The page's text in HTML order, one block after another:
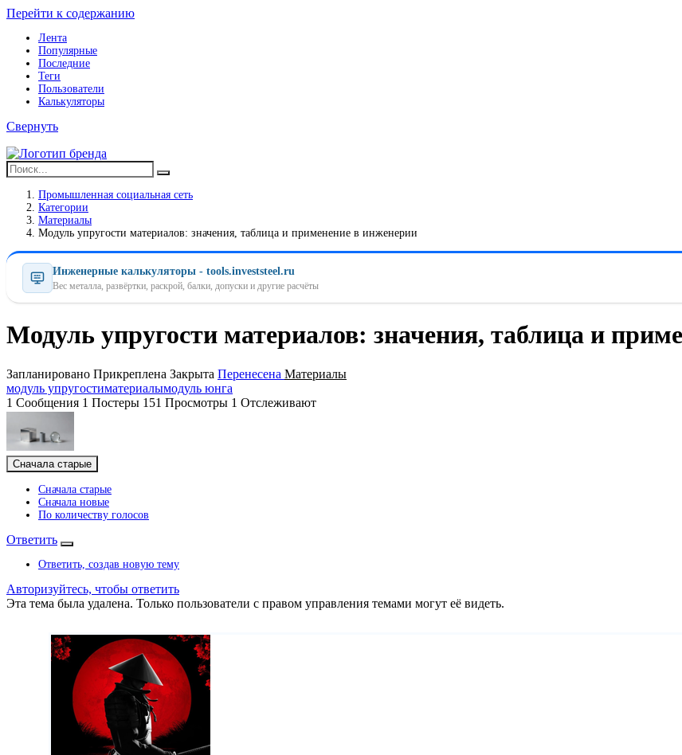
Перейти к содержанию
Лента
Популярные
Последние
Теги
Пользователи
Калькуляторы
Свернуть
Промышленная социальная сеть
Категории
Материалы
Модуль упругости материалов: значения, таблица и применение в инженерии
Инженерные калькуляторы - tools.investsteel.ru
Вес металла, развёртки, раскрой, балки, допуски и другие расчёты
Модуль упругости материалов: значения, таблица и
Запланировано Прикреплена Закрыта Перенесена Материалы
модуль упругостиматериалымодуль юнга
1 Сообщения 1 Постеры 151 Просмотры 1 Отслеживают
Сначала старые
Сначала старые
Сначала новые
По количеству голосов
Ответить
Ответить, создав новую тему
Авторизуйтесь, чтобы ответить
Эта тема была удалена. Только пользователи с правом управления темами могут её видеть.